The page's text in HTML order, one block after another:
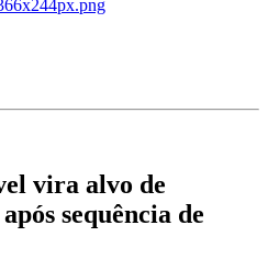
vira alvo de
sequência de